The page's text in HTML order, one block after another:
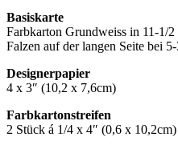
Basiskarte
Farbkarton Grundweiss in 11-1/
Falzen auf der langen Seite bei
Designerpapier
4 x 3″ (10,2 x 7,6cm)
Farbkartonstreifen
2 Stück á 1/4 x 4″ (0,6 x 10,2cm)